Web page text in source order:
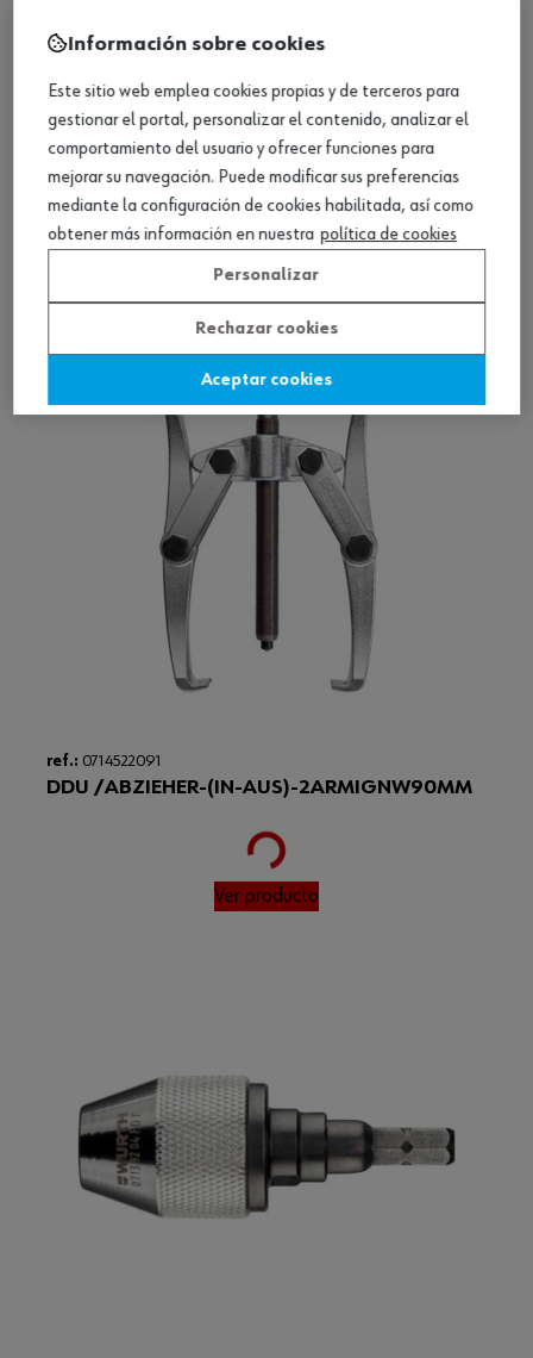
ref.:0714522161
DDU /ABZIEHER-(IN-AUS)-2ARMIGNW160MM
Loading...
Ver producto
ref.: 0714522091
DDU /ABZIEHER-(IN-AUS)-2ARMIGNW90MM
Loading...
Ver producto
Información sobre cookies
Este sitio web emplea cookies propias y de terceros para
gestionar el portal, personalizar el contenido, analizar el
comportamiento del usuario y ofrecer funciones para
mejorar su navegación. Puede modificar sus preferencias
mediante la configuración de cookies habilitada, así como
obtener más información en nuestra política de cookies
Personalizar
Rechazar cookies
Aceptar cookies